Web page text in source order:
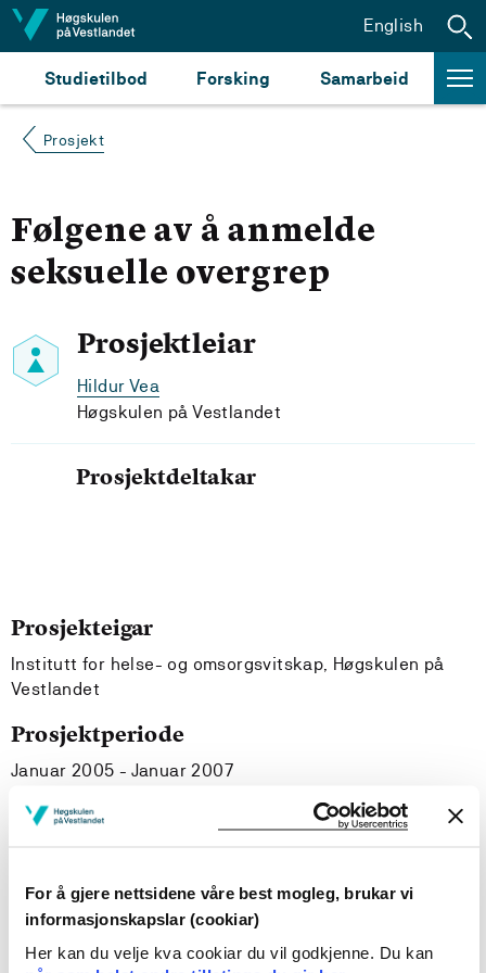
For å gjere nettsidene våre best mogleg, brukar vi
informasjonskapslar (cookiar)
Her kan du velje kva cookiar du vil godkjenne. Du kan
Hopp til innhald
Studietilbod Forsking Samarbeid
English
Prosjekt
Følgene av å anmelde
seksuelle overgrep
Prosjektleiar
Hildur Vea
Høgskulen på Vestlandet
Prosjektdeltakar
Prosjekteigar
Institutt for helse- og omsorgsvitskap, Høgskulen på
Vestlandet
Prosjektperiode
Januar 2005 - Januar 2007
Prosjektet har 4 problemstillinger: 1. Er det forskjeller
mellom personer som anmelder seksuelle overgrep og
personer som ikke anmelder seksuelle overgrep. (data